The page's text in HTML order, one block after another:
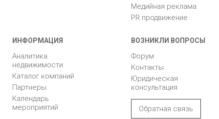
Медийная реклама
PR продвижение
ИНФОРМАЦИЯ
Аналитика
недвижимости
Каталог компаний
Партнеры
Календарь
мероприятий
ВОЗНИКЛИ ВОПРОСЫ
Форум
Контакты
Юридическая
консультация
Обратная связь